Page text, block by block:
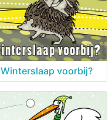
Winterslaap voorbij?